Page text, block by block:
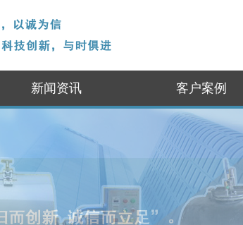
新闻资讯 客户案例